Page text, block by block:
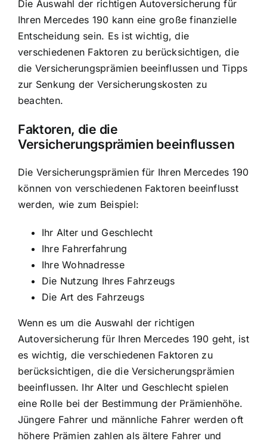
Die Auswahl der richtigen Autoversicherung für
Ihren Mercedes 190 kann eine große finanzielle
Entscheidung sein. Es ist wichtig, die
verschiedenen Faktoren zu berücksichtigen, die
die Versicherungsprämien beeinflussen und Tipps
zur Senkung der Versicherungskosten zu
beachten.
Faktoren, die die
Versicherungsprämien beeinflussen
Die Versicherungsprämien für Ihren Mercedes 190
können von verschiedenen Faktoren beeinflusst
werden, wie zum Beispiel:
Ihr Alter und Geschlecht
Ihre Fahrerfahrung
Ihre Wohnadresse
Die Nutzung Ihres Fahrzeugs
Die Art des Fahrzeugs
Wenn es um die Auswahl der richtigen
Autoversicherung für Ihren Mercedes 190 geht, ist
es wichtig, die verschiedenen Faktoren zu
berücksichtigen, die die Versicherungsprämien
beeinflussen. Ihr Alter und Geschlecht spielen
eine Rolle bei der Bestimmung der Prämienhöhe.
Jüngere Fahrer und männliche Fahrer werden oft
höhere Prämien zahlen als ältere Fahrer und